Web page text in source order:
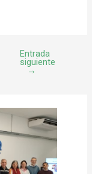
Entrada
siguiente
→